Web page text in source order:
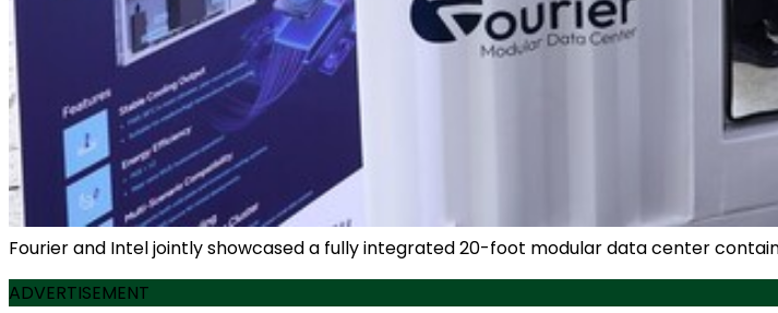
Fourier and Intel jointly showcased a fully integrated 20-foot modular data center
ADVERTISEMENT